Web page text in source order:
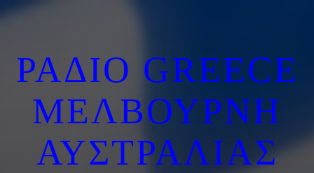
ΡΑΔΙΟ GREECE
ΜΕΛΒΟΥΡΝΗ
ΑΥΣΤΡΑΛΙΑΣ